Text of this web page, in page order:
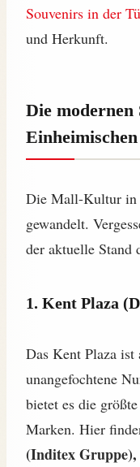
Souvenirs in der
und Herkunft.
Die modernen
Die Mall-Kultur in
gewandelt.
der aktuelle Stand
1. Kent Plaza
Das Kent Plaza ist
unangefochtene
bietet es die
Marken. Hier
(Inditex Gruppe),